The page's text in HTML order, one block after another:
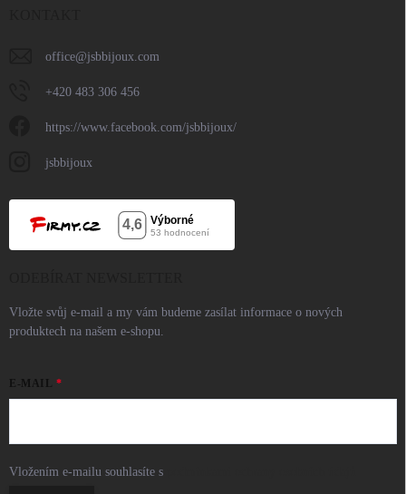
office@jsbbijoux.com
+420 483 306 456
https://www.facebook.com/jsbbijoux/
jsbbijoux
Vložte svůj e-mail a my vám budeme zasílat informace o nových
produktech na našem e-shopu.
E-MAIL
Vložením e-mailu souhlasíte s